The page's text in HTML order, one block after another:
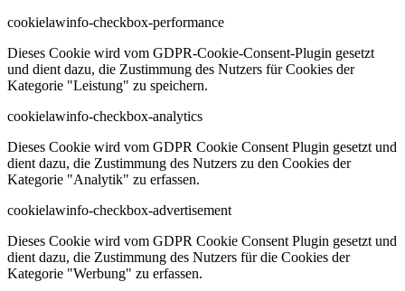
cookielawinfo-checkbox-performance
Dieses Cookie wird vom GDPR-Cookie-Consent-Plugin gesetzt
und dient dazu, die Zustimmung des Nutzers für Cookies der
Kategorie "Leistung" zu speichern.
cookielawinfo-checkbox-analytics
Dieses Cookie wird vom GDPR Cookie Consent Plugin gesetzt und
dient dazu, die Zustimmung des Nutzers zu den Cookies der
Kategorie "Analytik" zu erfassen.
cookielawinfo-checkbox-advertisement
Dieses Cookie wird vom GDPR Cookie Consent Plugin gesetzt und
dient dazu, die Zustimmung des Nutzers für die Cookies der
Kategorie "Werbung" zu erfassen.